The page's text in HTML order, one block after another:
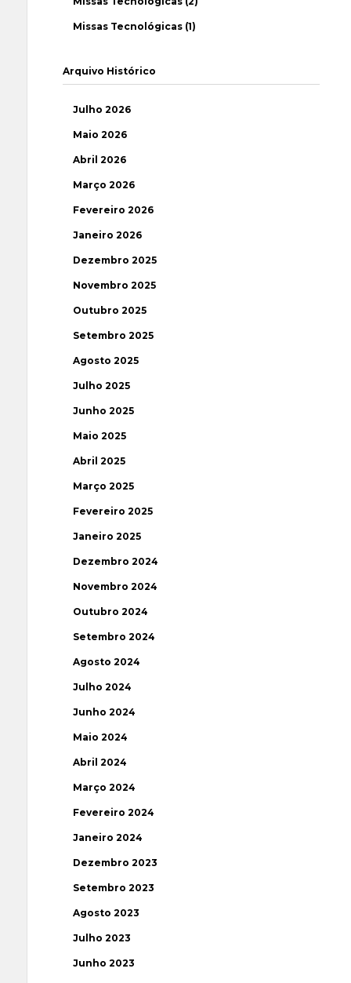
Missas Tecnológicas (1)
Arquivo Histórico
Julho 2026
Maio 2026
Abril 2026
Março 2026
Fevereiro 2026
Janeiro 2026
Dezembro 2025
Novembro 2025
Outubro 2025
Setembro 2025
Agosto 2025
Julho 2025
Junho 2025
Maio 2025
Abril 2025
Março 2025
Fevereiro 2025
Janeiro 2025
Dezembro 2024
Novembro 2024
Outubro 2024
Setembro 2024
Agosto 2024
Julho 2024
Junho 2024
Maio 2024
Abril 2024
Março 2024
Fevereiro 2024
Janeiro 2024
Dezembro 2023
Setembro 2023
Agosto 2023
Julho 2023
Junho 2023